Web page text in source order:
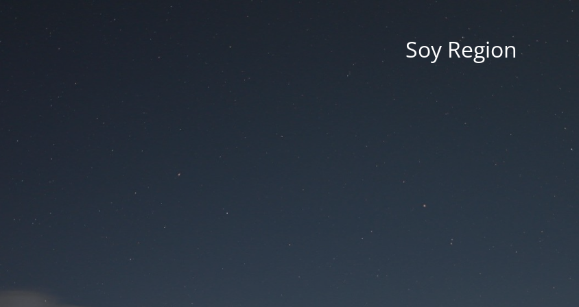
Soy Region